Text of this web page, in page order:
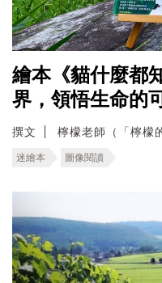
繪本《貓什麼都
界，領悟生命的
撰文 檸檬老師（「檸檬
迷繪本 圖像閱讀